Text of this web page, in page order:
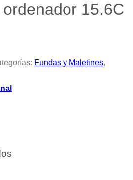
15.6C
Fundas y Maletines,